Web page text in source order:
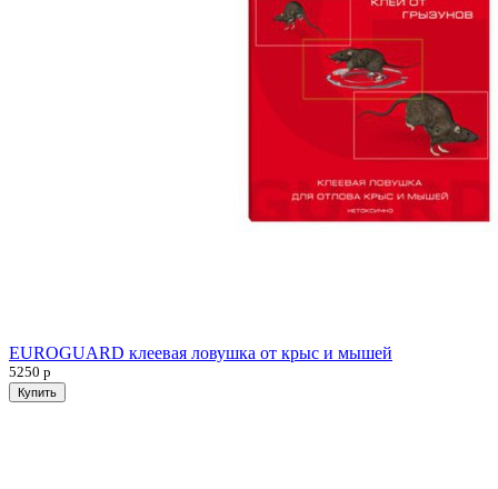
EUROGUARD клеевая ловушка от крыс и мышей
5250 р